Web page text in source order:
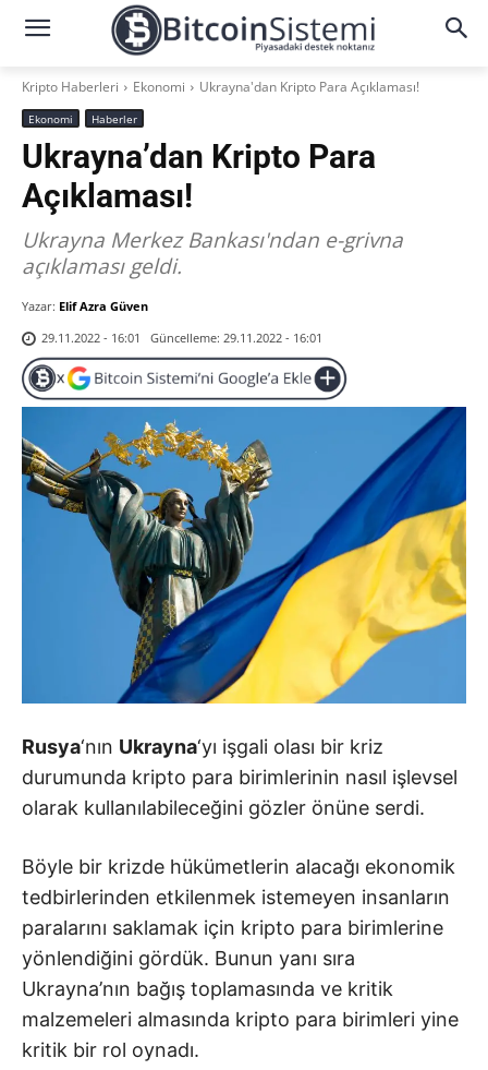
Kripto Haberleri Ekonomi Ukrayna'dan Kripto Para Açıklaması!
Ekonomi Haberler
Ukrayna’dan Kripto Para
Açıklaması!
Ukrayna Merkez Bankası'ndan e-grivna
açıklaması geldi.
Yazar: Elif Azra Güven
29.11.2022 - 16:01
Güncelleme: 29.11.2022 - 16:01
Rusya‘nın Ukrayna‘yı işgali olası bir kriz
durumunda kripto para birimlerinin nasıl işlevsel
olarak kullanılabileceğini gözler önüne serdi.
Böyle bir krizde hükümetlerin alacağı ekonomik
tedbirlerinden etkilenmek istemeyen insanların
paralarını saklamak için kripto para birimlerine
yönlendiğini gördük. Bunun yanı sıra
Ukrayna’nın bağış toplamasında ve kritik
malzemeleri almasında kripto para birimleri yine
kritik bir rol oynadı.